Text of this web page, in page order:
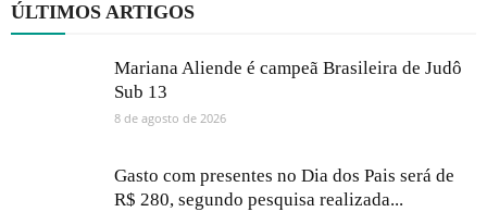
ÚLTIMOS ARTIGOS
Mariana Aliende é campeã Brasileira de Judô
Sub 13
8 de agosto de 2026
Gasto com presentes no Dia dos Pais será de
R$ 280, segundo pesquisa realizada...